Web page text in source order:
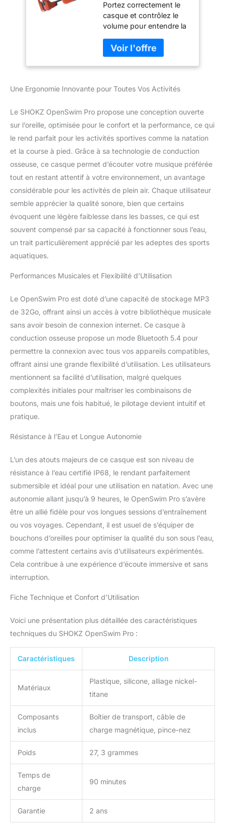
osseuse, écouteurs
sans Fil à Oreilles
Libres, IP68,
Bluetooth 5.4,
Stockage MP3
32Go, micros à
Annulation de Bruit,
pour Courir et
Portez correctement le
casque et contrôlez le
volume pour entendre la
faites du sport en
extérieur. Faire du vélo
ou conduire avec
détourner l'attention,
potentiels et peut
enfreindre les lois et
réglementations
applicables. Utilisez ce
produit conformétment
aux règles et
réglementations locales.
Une Ergonomie Innovante pour Toutes Vos Activités
Le SHOKZ OpenSwim Pro propose une conception ouverte
sur l’oreille, optimisée pour le confort et la performance, ce qui
le rend parfait pour les activités sportives comme la natation
et la course à pied. Grâce à sa technologie de conduction
osseuse, ce casque permet d’écouter votre musique préférée
tout en restant attentif à votre environnement, un avantage
considérable pour les activités de plein air. Chaque utilisateur
semble apprécier la qualité sonore, bien que certains
évoquent une légère faiblesse dans les basses, ce qui est
souvent compensé par sa capacité à fonctionner sous l’eau,
un trait particulièrement apprécié par les adeptes des sports
aquatiques.
Performances Musicales et Flexibilité d’Utilisation
Le OpenSwim Pro est doté d’une capacité de stockage MP3
de 32Go, offrant ainsi un accès à votre bibliothèque musicale
sans avoir besoin de connexion internet. Ce casque à
conduction osseuse propose un mode Bluetooth 5.4 pour
permettre la connexion avec tous vos appareils compatibles,
offrant ainsi une grande flexibilité d’utilisation. Les utilisateurs
mentionnent sa facilité d’utilisation, malgré quelques
complexités initiales pour maîtriser les combinaisons de
boutons, mais une fois habitué, le pilotage devient intuitif et
pratique.
Résistance à l’Eau et Longue Autonomie
L’un des atouts majeurs de ce casque est son niveau de
résistance à l’eau certifié IP68, le rendant parfaitement
submersible et idéal pour une utilisation en natation. Avec une
autonomie allant jusqu’à 9 heures, le OpenSwim Pro s’avère
être un allié fidèle pour vos longues sessions d’entraînement
ou vos voyages. Cependant, il est usuel de s’équiper de
bouchons d’oreilles pour optimiser la qualité du son sous l’eau,
comme l’attestent certains avis d’utilisateurs expérimentés.
Cela contribue à une expérience d’écoute immersive et sans
interruption.
Fiche Technique et Confort d’Utilisation
Voici une présentation plus détaillée des caractéristiques
techniques du SHOKZ OpenSwim Pro :
Caractéristiques Description
Matériaux
Plastique, silicone, alliage nickel-
titane
Composants
inclus
Boîtier de transport, câble de
charge magnétique, pince-nez
Poids 27, 3 grammes
Temps de
charge
90 minutes
Garantie 2 ans